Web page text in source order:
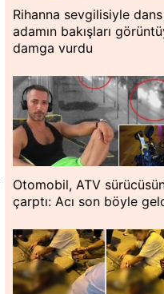
Rihanna sevgilisiyle
adamın bakışları
damga vurdu
Otomobil, ATV
çarptı: Acı son böyle